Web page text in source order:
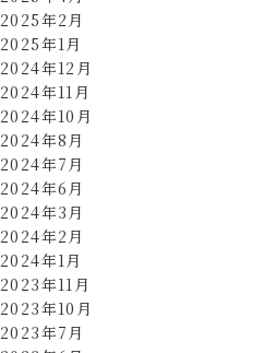
2025年2月
2025年1月
2024年12月
2024年11月
2024年10月
2024年8月
2024年7月
2024年6月
2024年3月
2024年2月
2024年1月
2023年11月
2023年10月
2023年7月